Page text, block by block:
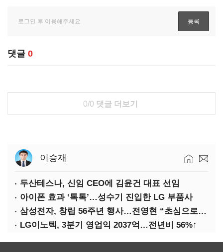
댓글 0
0/0 댓글 더보기
이승재
두산테스나, 신임 CEO에 김윤건 대표 선임
아이폰 효과 ‘톡톡’…성수기 진입한 LG 부품사
삼성전자, 창립 56주년 행사…전영현 “초심으로 경쟁력 회복해야”
LG이노텍, 3분기 영업익 2037억…전년비 56%↑